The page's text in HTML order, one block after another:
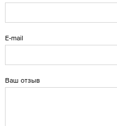
E-mail
Ваш отзыв